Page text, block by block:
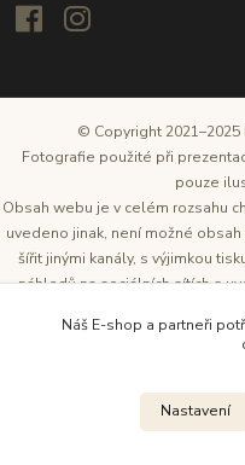
© Copyright 2021–2025
Fotografie použité při
pouze
Obsah webu je v celém rozsahu
uvedeno jinak, není možné
šířit jinými kanály, s výjimkou
náhledů na sociálních sítích s
těchto
Náš E-shop a partneři
Nastavení